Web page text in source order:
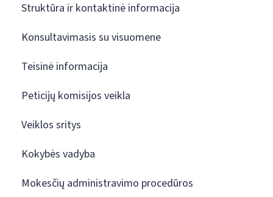
Struktūra ir kontaktinė informacija
Konsultavimasis su visuomene
Teisinė informacija
Peticijų komisijos veikla
Veiklos sritys
Kokybės vadyba
Mokesčių administravimo procedūros